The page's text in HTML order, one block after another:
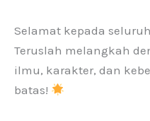
Selamat kepada
Teruslah melangkah
ilmu, karakter, dan
batas!